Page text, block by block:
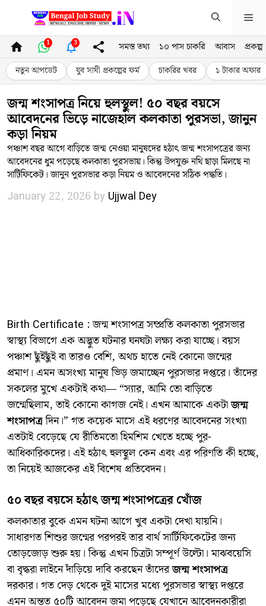
content
1 3 সমস্ত তথ্য ১০ পাস চাকরি আবাস প্রকল্প
নতুন আপডেট যুব সাথী প্রকল্পের ফর্ম চাকরির খবর ১ টাকার অফার
জন্ম শংসাপত্র নিয়ে হুলস্থুল! ৫০ বছর বয়সে
আবেদনের ভিড়ে নাজেহাল কলকাতা পুরসভা, জানুন
কড়া নিয়ম
পঞ্চাশ বছর আগে বাড়িতে জন্ম নেওয়া মানুষদের হঠাৎ জন্ম শংসাপত্রের জন্য
আবেদনের ধুম পড়েছে কলকাতা পুরসভায়। কিন্তু উপযুক্ত নথি ছাড়া মিলছে না
সার্টিফিকেট। জানুন পুরসভার কড়া নিয়ম ও আবেদনের সঠিক পদ্ধতি।
January 22, 2026 by Ujjwal Dey
Birth Certificate : জন্ম শংসাপত্র সম্প্রতি কলকাতা পুরসভার
স্বাস্থ্য বিভাগে এক অদ্ভুত ঘটনার ঘনঘটা লক্ষ্য করা যাচ্ছে। বয়স
পঞ্চাশ ছুঁইছুঁই বা তারও বেশি, অথচ হাতে নেই কোনো জন্মের
প্রমাণ। এমন অসংখ্য মানুষ ভিড় জমাচ্ছেন পুরসভার দপ্তরে। তাঁদের
সকলের মুখে একটাই কথা— “স্যার, আমি তো বাড়িতে
জন্মেছিলাম, তাই কোনো কাগজ নেই। এখন আমাকে একটাজন্ম
শংসাপত্রদিন।” গত কয়েক মাসে এই ধরণের আবেদনের সংখ্যা
এতটাই বেড়েছে যে রীতিমতো হিমশিম খেতে হচ্ছে পুর-
আধিকারিকদের। এই হঠাৎ হুলস্থুল কেন এবং এর পরিণতি কী হচ্ছে,
তা নিয়েই আজকের এই বিশেষ প্রতিবেদন।
​৫০ বছর বয়সে হঠাৎ জন্ম শংসাপত্রের খোঁজ
​কলকাতার বুকে এমন ঘটনা আগে খুব একটা দেখা যায়নি।
সাধারণত শিশুর জন্মের পরপরই তার বার্থ সার্টিফিকেটের জন্য
তোড়জোড় শুরু হয়। কিন্তু এখন চিত্রটা সম্পূর্ণ উল্টো। মাঝবয়েসি
বা বৃদ্ধরা লাইনে দাঁড়িয়ে দাবি করছেন তাঁদেরজন্ম শংসাপত্র
দরকার। গত দেড় থেকে দুই মাসের মধ্যে পুরসভার স্বাস্থ্য দপ্তরে
এমন অন্তত ৫০টি আবেদন জমা পড়েছে যেখানে আবেদনকারীরা